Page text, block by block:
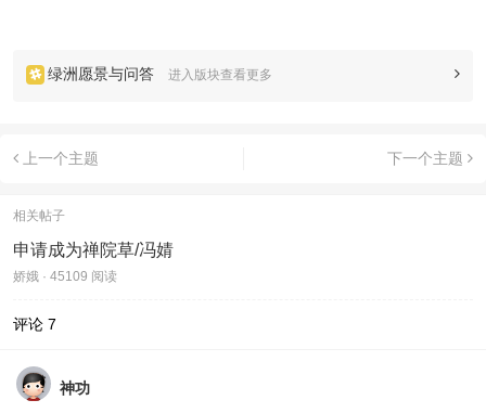
绿洲愿景与问答 进入版块查看更多
上一个主题 下一个主题
相关帖子
申请成为禅院草/冯婧
娇娥 · 45109 阅读
评论 7
神功